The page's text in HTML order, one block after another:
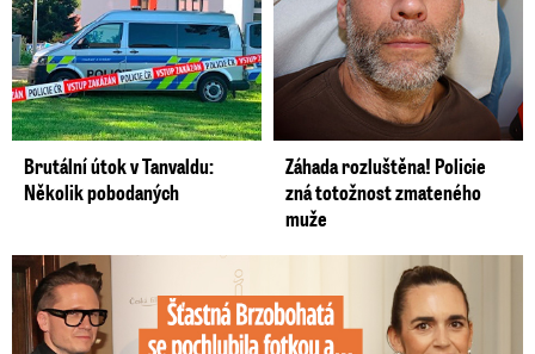
Brutální útok v Tanvaldu:
Několik pobodaných
Záhada rozluštěna! Policie
zná totožnost zmateného
muže
Šťastná Brzobohatá se pochlubila fotkou: Rýpanec od Ondřeje